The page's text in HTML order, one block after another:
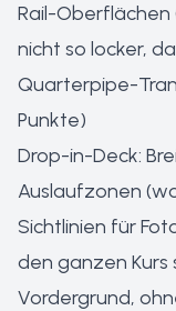
Rail-
nicht so locker,
Quarterpipe-
Punkte)
Drop-in-Deck:
Auslaufzonen
Sichtlinien für
den ganzen
Vordergrund,